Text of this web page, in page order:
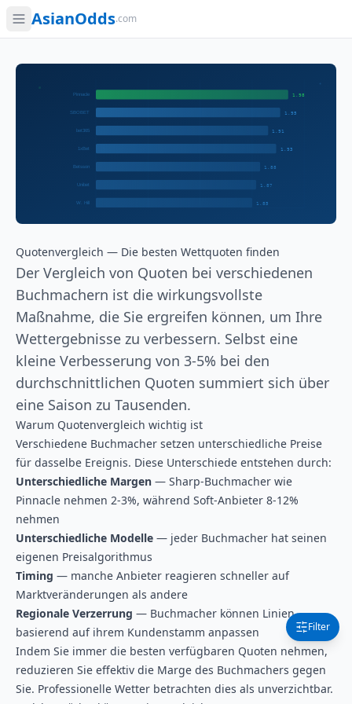
AsianOdds.com
Filter
Quotenvergleich — Die besten Wettquoten finden
Der Vergleich von Quoten bei verschiedenen
Buchmachern ist die wirkungsvollste
Maßnahme, die Sie ergreifen können, um Ihre
Wettergebnisse zu verbessern. Selbst eine
kleine Verbesserung von 3-5% bei den
durchschnittlichen Quoten summiert sich über
eine Saison zu Tausenden.
Warum Quotenvergleich wichtig ist
Verschiedene Buchmacher setzen unterschiedliche Preise
für dasselbe Ereignis. Diese Unterschiede entstehen durch:
Unterschiedliche Margen — Sharp-Buchmacher wie
Pinnacle nehmen 2-3%, während Soft-Anbieter 8-12%
nehmen
Unterschiedliche Modelle — jeder Buchmacher hat seinen
eigenen Preisalgorithmus
Timing — manche Anbieter reagieren schneller auf
Marktveränderungen als andere
Regionale Verzerrung — Buchmacher können Linien
basierend auf ihrem Kundenstamm anpassen
Indem Sie immer die besten verfügbaren Quoten nehmen,
reduzieren Sie effektiv die Marge des Buchmachers gegen
Sie. Professionelle Wetter betrachten dies als unverzichtbar.